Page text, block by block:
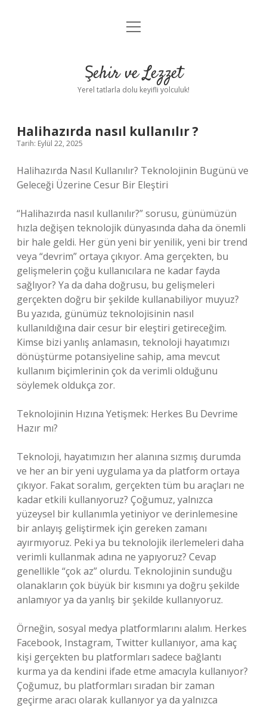
Anasayfa
Yasal Uyarı
menüyü
Şehir ve Lezzet
Yerel tatlarla dolu keyifli yolculuk!
Halihazırda nasıl kullanılır ?
Tarih: Eylül 22, 2025
Halihazırda Nasıl Kullanılır? Teknolojinin Bugünü ve
Geleceği Üzerine Cesur Bir Eleştiri
“Halihazırda nasıl kullanılır?” sorusu, günümüzün
hızla değişen teknolojik dünyasında daha da önemli
bir hale geldi. Her gün yeni bir yenilik, yeni bir trend
veya “devrim” ortaya çıkıyor. Ama gerçekten, bu
gelişmelerin çoğu kullanıcılara ne kadar fayda
sağlıyor? Ya da daha doğrusu, bu gelişmeleri
gerçekten doğru bir şekilde kullanabiliyor muyuz?
Bu yazıda, günümüz teknolojisinin nasıl
kullanıldığına dair cesur bir eleştiri getireceğim.
Kimse bizi yanlış anlamasın, teknoloji hayatımızı
dönüştürme potansiyeline sahip, ama mevcut
kullanım biçimlerinin çok da verimli olduğunu
söylemek oldukça zor.
Teknolojinin Hızına Yetişmek: Herkes Bu Devrime
Hazır mı?
Teknoloji, hayatımızın her alanına sızmış durumda
ve her an bir yeni uygulama ya da platform ortaya
çıkıyor. Fakat soralım, gerçekten tüm bu araçları ne
kadar etkili kullanıyoruz? Çoğumuz, yalnızca
yüzeysel bir kullanımla yetiniyor ve derinlemesine
bir anlayış geliştirmek için gereken zamanı
ayırmıyoruz. Peki ya bu teknolojik ilerlemeleri daha
verimli kullanmak adına ne yapıyoruz? Cevap
genellikle “çok az” olurdu. Teknolojinin sunduğu
olanakların çok büyük bir kısmını ya doğru şekilde
anlamıyor ya da yanlış bir şekilde kullanıyoruz.
Örneğin, sosyal medya platformlarını alalım. Herkes
Facebook, Instagram, Twitter kullanıyor, ama kaç
kişi gerçekten bu platformları sadece bağlantı
kurma ya da kendini ifade etme amacıyla kullanıyor?
Çoğumuz, bu platformları sıradan bir zaman
geçirme aracı olarak kullanıyor ya da yalnızca